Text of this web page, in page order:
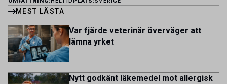
utveckling, där du bidrar till att stärka svensk
kycklingproduktion – […]
Units across Belgium, Denmark, Norway, Finland, Greece,
Portugal, Sweden, and The Netherlands. MIDI has a
multicultural and diverse work environment. More than
1.800 employees are striving to work together to improve
lives for patients and […]
MEST LÄSTA
Var fjärde veterinär överväger att
lämna yrket
Nytt godkänt läkemedel mot allergisk